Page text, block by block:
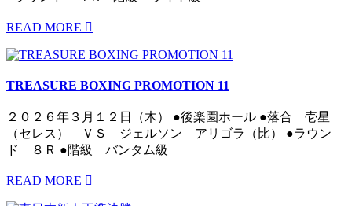
READ MORE
TREASURE BOXING PROMOTION 11
２０２６年３月１２日（木） ●後楽園ホール ●落合 壱星
（セレス） ＶＳ ジェルソン アリゴラ（比） ●ラウン
ド ８Ｒ ●階級 バンタム級
READ MORE